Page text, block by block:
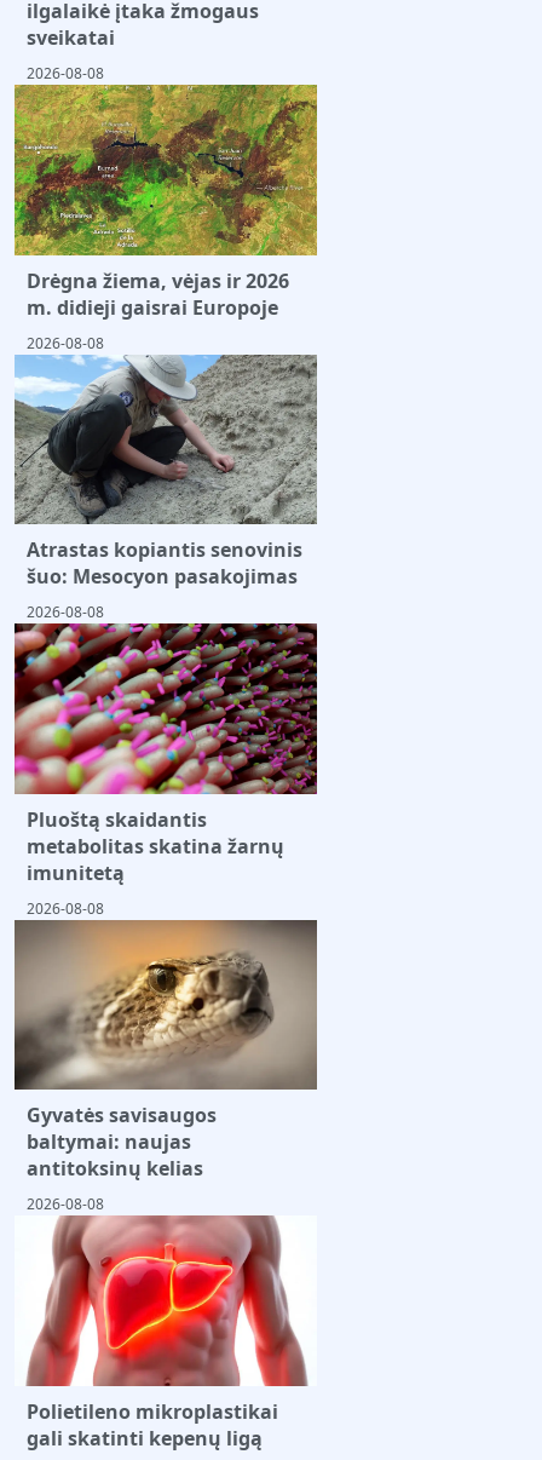
ilgalaikė įtaka žmogaus
sveikatai
2026-08-08
Drėgna žiema, vėjas ir 2026
m. didieji gaisrai Europoje
2026-08-08
Atrastas kopiantis senovinis
šuo: Mesocyon pasakojimas
2026-08-08
Pluoštą skaidantis
metabolitas skatina žarnų
imunitetą
2026-08-08
Gyvatės savisaugos
baltymai: naujas
antitoksinų kelias
2026-08-08
Polietileno mikroplastikai
gali skatinti kepenų ligą